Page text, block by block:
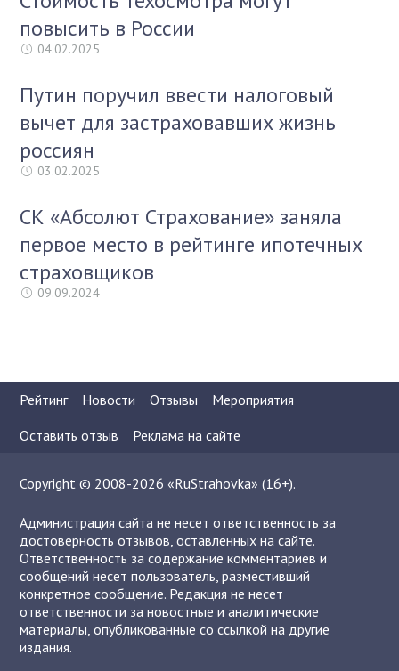
повысить в России
04.02.2025
Путин поручил ввести налоговый
вычет для застраховавших жизнь
россиян
03.02.2025
СК «Абсолют Страхование» заняла
первое место в рейтинге ипотечных
страховщиков
09.09.2024
Рейтинг Новости Отзывы
Мероприятия
Оставить отзыв
Реклама на сайте
Copyright © 2008-2026 «RuStrahovka» (16+).
Администрация сайта не несет ответственность за
достоверность отзывов, оставленных на сайте.
Ответственность за содержание комментариев и
сообщений несет пользователь, разместивший
конкретное сообщение. Редакция не несет
ответственности за новостные и аналитические
материалы, опубликованные со ссылкой на другие
издания.